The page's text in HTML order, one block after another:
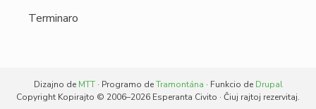
Terminaro
Dizajno de MTT· Programo deTramontána · Funkcio de Drupal
Copyright Kopirajto © 2006–2026 Esperanta Civito · Ĉiuj rajtoj rezervitaj.